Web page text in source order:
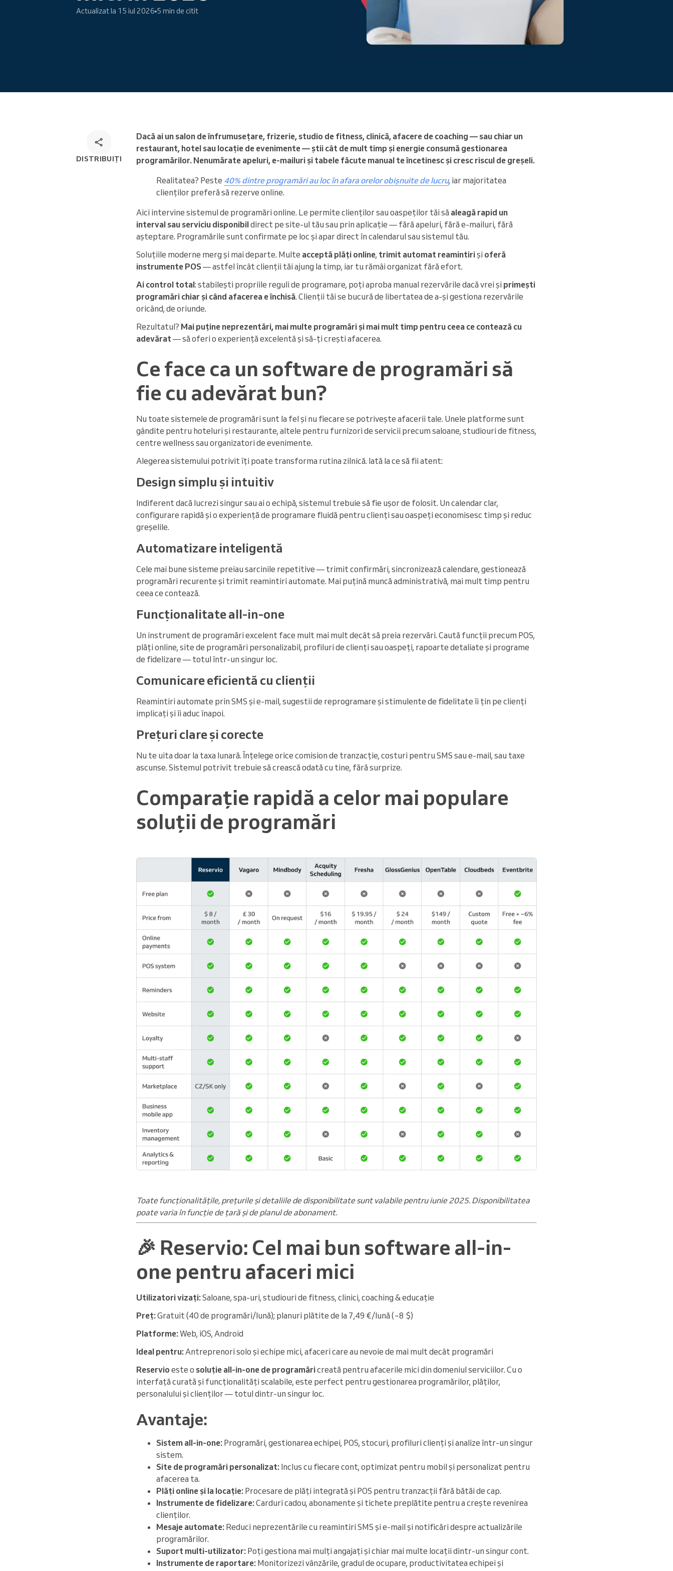
Citiți mai mult
Actualizat la 15 iul 2026 5 min de citit
DISTRIBUIȚI
Dacă ai un salon de înfrumusețare, frizerie, studio de fitness, clinică, afacere de coaching — sau chiar un
restaurant, hotel sau locație de evenimente — știi cât de mult timp și energie consumă gestionarea
programărilor. Nenumărate apeluri, e-mailuri și tabele făcute manual te încetinesc și cresc riscul de greșeli.
Realitatea? Peste 40% dintre programări au loc în afara orelor obișnuite de lucru, iar majoritatea
clienților preferă să rezerve online.
Aici intervine sistemul de programări online. Le permite clienților sau oaspeților tăi să aleagă rapid un
interval sau serviciu disponibildirect pe site-ul tău sau prin aplicație — fără apeluri, fără e-mailuri, fără
așteptare. Programările sunt confirmate pe loc și apar direct în calendarul sau sistemul tău.
Soluțiile moderne merg și mai departe. Multe acceptă plăți online, trimit automat reamintiriși oferă
instrumente POS— astfel încât clienții tăi ajung la timp, iar tu rămâi organizat fără efort.
Ai control total: stabilești propriile reguli de programare, poți aproba manual rezervările dacă vrei și primești
programări chiar și când afacerea e închisă. Clienții tăi se bucură de libertatea de a-și gestiona rezervările
oricând, de oriunde.
Rezultatul? Mai puține neprezentări, mai multe programări și mai mult timp pentru ceea ce contează cu
adevărat — să oferi o experiență excelentă și să-ți crești afacerea.
Ce face ca un software de programări să
fie cu adevărat bun?
Nu toate sistemele de programări sunt la fel și nu fiecare se potrivește afacerii tale. Unele platforme sunt
gândite pentru hoteluri și restaurante, altele pentru furnizori de servicii precum saloane, studiouri de fitness,
centre wellness sau organizatori de evenimente.
Alegerea sistemului potrivit îți poate transforma rutina zilnică. Iată la ce să fii atent:
Design simplu și intuitiv
Indiferent dacă lucrezi singur sau ai o echipă, sistemul trebuie să fie ușor de folosit. Un calendar clar,
configurare rapidă și o experiență de programare fluidă pentru clienți sau oaspeți economisesc timp și reduc
greșelile.
Automatizare inteligentă
Cele mai bune sisteme preiau sarcinile repetitive — trimit confirmări, sincronizează calendare, gestionează
programări recurente și trimit reamintiri automate. Mai puțină muncă administrativă, mai mult timp pentru
ceea ce contează.
Funcționalitate all-in-one
Un instrument de programări excelent face mult mai mult decât să preia rezervări. Caută funcții precum POS,
plăți online, site de programări personalizabil, profiluri de clienți sau oaspeți, rapoarte detaliate și programe
de fidelizare — totul într-un singur loc.
Comunicare eficientă cu clienții
Reamintiri automate prin SMS și e-mail, sugestii de reprogramare și stimulente de fidelitate îi țin pe clienți
implicați și îi aduc înapoi.
Prețuri clare și corecte
Nu te uita doar la taxa lunară. Înțelege orice comision de tranzacție, costuri pentru SMS sau e-mail, sau taxe
ascunse. Sistemul potrivit trebuie să crească odată cu tine, fără surprize.
Comparație rapidă a celor mai populare
soluții de programări
Toate funcționalitățile, prețurile și detaliile de disponibilitate sunt valabile pentru iunie 2025. Disponibilitatea
poate varia în funcție de țară și de planul de abonament.
🎉 Reservio: Cel mai bun software all-in-
one pentru afaceri mici
Utilizatori vizați:Saloane, spa-uri, studiouri de fitness, clinici, coaching & educație
Preț:Gratuit (40 de programări/lună); planuri plătite de la 7,49 €/lună (~8 $)
Platforme:Web, iOS, Android
Ideal pentru: Antreprenori solo și echipe mici, afaceri care au nevoie de mai mult decât programări
Reservio este o soluție all-in-one de programăricreată pentru afacerile mici din domeniul serviciilor. Cu o
interfață curată și funcționalități scalabile, este perfect pentru gestionarea programărilor, plăților,
personalului și clienților — totul dintr-un singur loc.
Avantaje:
Sistem all-in-one: Programări, gestionarea echipei, POS, stocuri, profiluri clienți și analize într-un singur
sistem.
Site de programări personalizat: Inclus cu fiecare cont, optimizat pentru mobil și personalizat pentru
afacerea ta.
Plăți online și la locație: Procesare de plăți integrată și POS pentru tranzacții fără bătăi de cap.
Instrumente de fidelizare:Carduri cadou, abonamente și tichete preplătite pentru a crește revenirea
clienților.
Mesaje automate: Reduci neprezentările cu reamintiri SMS și e-mail și notificări despre actualizările
programărilor.
Suport multi-utilizator: Poți gestiona mai mulți angajați și chiar mai multe locații dintr-un singur cont.
Instrumente de raportare: Monitorizezi vânzările, gradul de ocupare, productivitatea echipei și